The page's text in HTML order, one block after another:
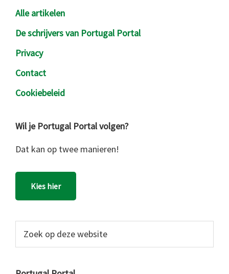
Alle artikelen
De schrijvers van Portugal Portal
Privacy
Contact
Cookiebeleid
Wil je Portugal Portal volgen?
Dat kan op twee manieren!
Kies hier